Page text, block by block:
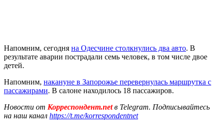
Напомним, сегодня на Одесчине столкнулись два авто. В
результате аварии пострадали семь человек, в том числе двое
детей.
Напомним, накануне в Запорожье перевернулась маршрутка с
пассажирами. В салоне находилось 18 пассажиров.
Новости от Корреспондент.netв Telegram. Подписывайтесь
на наш канал https://t.me/korrespondentnet